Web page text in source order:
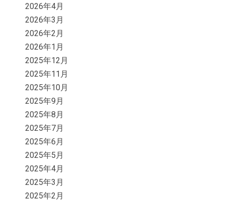
2026年4月
2026年3月
2026年2月
2026年1月
2025年12月
2025年11月
2025年10月
2025年9月
2025年8月
2025年7月
2025年6月
2025年5月
2025年4月
2025年3月
2025年2月